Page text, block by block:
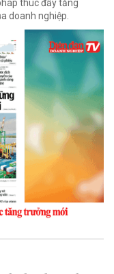
thúc đẩy tăng
doanh nghiệp.